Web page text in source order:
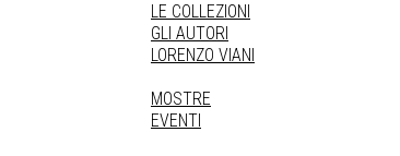
LE COLLEZIONI
GLI AUTORI
LORENZO VIANI
MOSTRE
EVENTI